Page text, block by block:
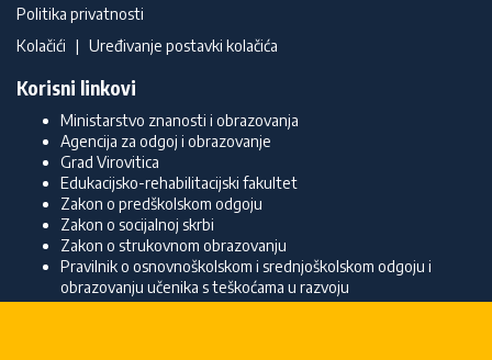
Politika privatnosti
Kolačići | Uređivanje postavki kolačića
Korisni linkovi
Ministarstvo znanosti i obrazovanja
Agencija za odgoj i obrazovanje
Grad Virovitica
Edukacijsko-rehabilitacijski fakultet
Zakon o predškolskom odgoju
Zakon o socijalnoj skrbi
Zakon o strukovnom obrazovanju
Pravilnik o osnovnoškolskom i srednjoškolskom odgoju i
obrazovanju učenika s teškoćama u razvoju